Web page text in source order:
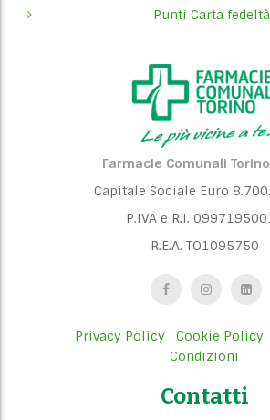
Punti Carta fedeltà
Farmacie Comunali Torino
Capitale Sociale Euro
P.IVA e R.I.
R.E.A. TO1095750
Privacy Policy Cookie Policy
Condizioni
Contatti